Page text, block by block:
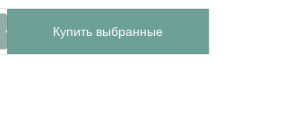
Купить выбранные